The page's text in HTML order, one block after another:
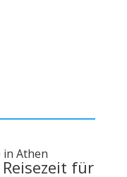
in Athen
für